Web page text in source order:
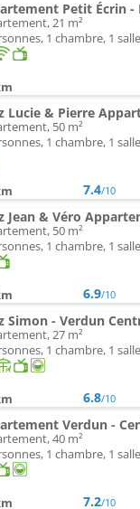
21 m²
1 chambre, 1
50 m²
1 chambre, 1
7.4/10
50 m²
1 chambre, 1
6.9/10
27 m²
1 chambre, 1
6.8/10
40 m²
1 chambre, 1
7.2/10